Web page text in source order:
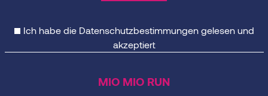
Ich habe die Datenschutzbestimmungengelesen und
akzeptiert
MIO MIO RUN